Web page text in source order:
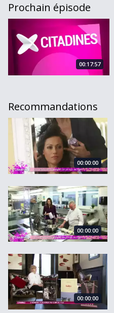
Prochain épisode
Citadines du 23.10.13
00:17:57
Recommandations
Citadines du 21.11.12
00:00:00
Citadines du 28.11.12
00:00:00
Citadines du 30.01.13
00:00:00